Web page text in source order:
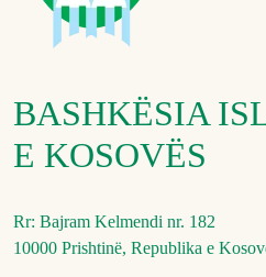
BASHKËSIA
E KOSOVËS
Rr: Bajram Kelmendi nr. 182
10000 Prishtinë, Republika e